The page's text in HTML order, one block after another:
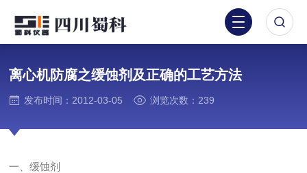
离心机防腐之缓蚀剂及正确的工艺方法
发布时间：2012-03-05 浏览次数：239
一、缓蚀剂